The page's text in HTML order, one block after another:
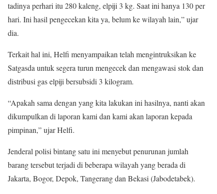
tadinya perhari itu 280 kaleng, elpiji 3 kg. Saat ini hanya 130 per
hari. Ini hasil pengecekan kita ya, belum ke wilayah lain,” ujar
dia.
Terkait hal ini, Helfi menyampaikan telah mengintruksikan ke
Satgasda untuk segera turun mengecek dan mengawasi stok dan
distribusi gas elpiji bersubsidi 3 kilogram.
“Apakah sama dengan yang kita lakukan ini hasilnya, nanti akan
dikumpulkan di laporan kami dan kami akan laporan kepada
pimpinan,” ujar Helfi.
Jenderal polisi bintang satu ini menyebut penurunan jumlah
barang tersebut terjadi di beberapa wilayah yang berada di
Jakarta, Bogor, Depok, Tangerang dan Bekasi (Jabodetabek).